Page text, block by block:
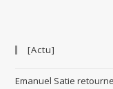
[Actu]
Emanuel Satie